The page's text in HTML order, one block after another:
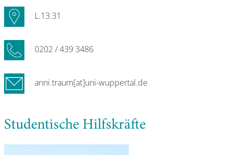
L.13.31
0202 / 439 3486
anni.traum[at]uni-wuppertal.de
Studentische Hilfskräfte